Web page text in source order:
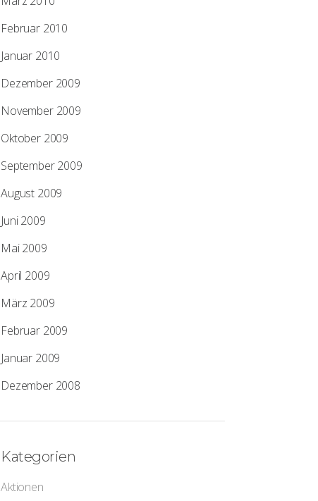
Februar 2010
Januar 2010
Dezember 2009
November 2009
Oktober 2009
September 2009
August 2009
Juni 2009
Mai 2009
April 2009
März 2009
Februar 2009
Januar 2009
Dezember 2008
Kategorien
Aktionen